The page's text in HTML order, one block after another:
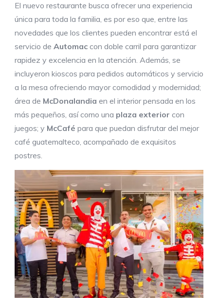
El nuevo restaurante busca ofrecer una experiencia
única para toda la familia, es por eso que, entre las
novedades que los clientes pueden encontrar está el
servicio de Automac con doble carril para garantizar
rapidez y excelencia en la atención. Además, se
incluyeron kioscos para pedidos automáticos y servicio
a la mesa ofreciendo mayor comodidad y modernidad;
área de McDonalandia en el interior pensada en los
más pequeños, así como una plaza exterior con
juegos; y McCafé para que puedan disfrutar del mejor
café guatemalteco, acompañado de exquisitos
postres.